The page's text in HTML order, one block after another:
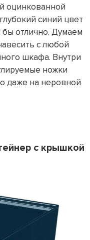
оцинкованной
синий цвет
бы отлично. Думаем
с любой
шкафа. Внутри
ножки
даже на неровной
с крышкой